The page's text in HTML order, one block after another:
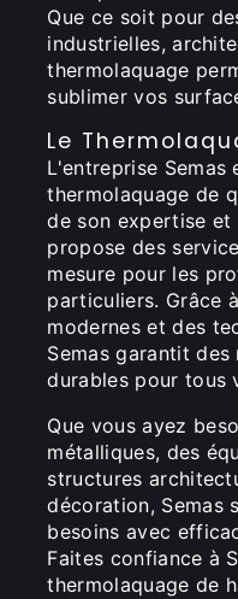
Que ce soit pour
industrielles,
thermolaquage
sublimer vos
Le
L'entreprise Semas
thermolaquage de
de son expertise et
propose des
mesure pour les
particuliers. Grâce
modernes et des
Semas garantit
durables pour tous
Que vous ayez
métalliques, des
structures
décoration, Semas
besoins avec
Faites confiance à
thermolaquage de